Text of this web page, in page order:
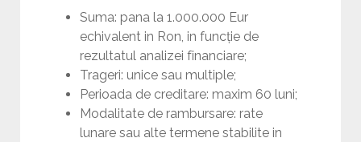
Suma: pana la 1.000.000 Eur
echivalent in Ron, in funcție de
rezultatul analizei financiare;
Trageri: unice sau multiple;
Perioada de creditare: maxim 60 luni;
Modalitate de rambursare: rate
lunare sau alte termene stabilite in